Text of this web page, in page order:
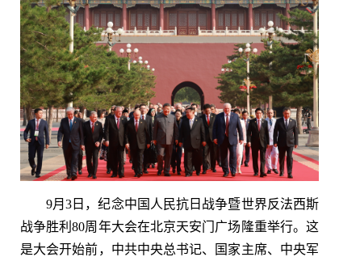
9月3日，纪念中国人民抗日战争暨世界反法西斯
战争胜利80周年大会在北京天安门广场隆重举行。这
是大会开始前，中共中央总书记、国家主席、中央军